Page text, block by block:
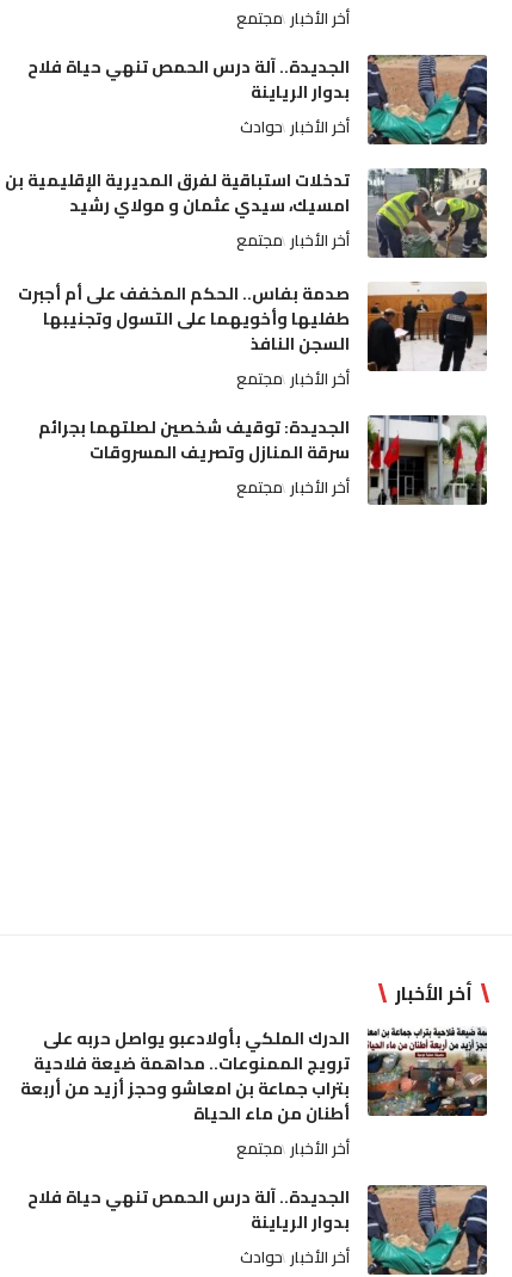
أخر الأخبار مجتمع
الجديدة.. آلة درس الحمص تنهي حياة فلاح
بدوار الرياينة
أخر الأخبار حوادث
تدخلات استباقية لفرق المديرية الإقليمية بن
امسيك، سيدي عثمان و مولاي رشيد
أخر الأخبار مجتمع
صدمة بفاس.. الحكم المخفف على أم أجبرت
طفليها وأخويهما على التسول وتجنيبها
السجن النافذ
أخر الأخبار مجتمع
الجديدة: توقيف شخصين لصلتهما بجرائم
سرقة المنازل وتصريف المسروقات
أخر الأخبار مجتمع
أخر الأخبار
الدرك الملكي بأولادعبو يواصل حربه على
ترويج الممنوعات.. مداهمة ضيعة فلاحية
بتراب جماعة بن امعاشو وحجز أزيد من أربعة
أطنان من ماء الحياة
أخر الأخبار مجتمع
الجديدة.. آلة درس الحمص تنهي حياة فلاح
بدوار الرياينة
أخر الأخبار حوادث